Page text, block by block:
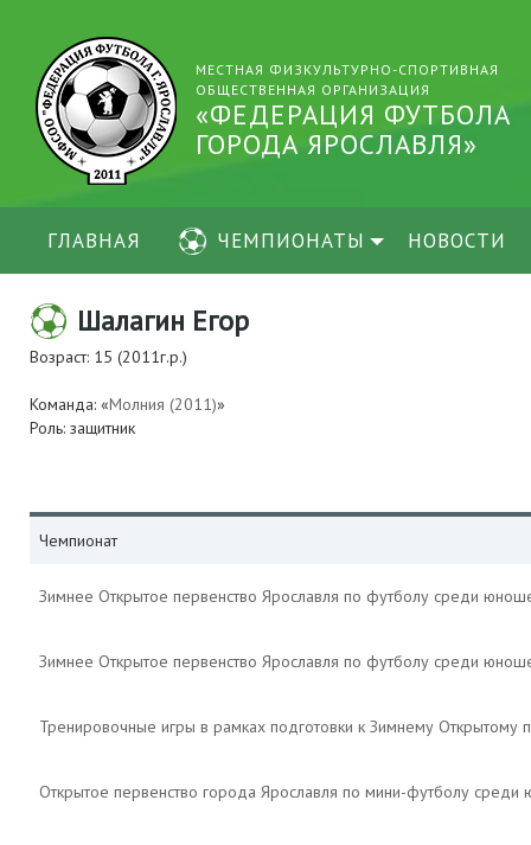
МЕСТНАЯ ФИЗКУЛЬТУРНО-СПОРТИВНАЯ
ОБЩЕСТВЕННАЯ ОРГАНИЗАЦИЯ
«ФЕДЕРАЦИЯ ФУТБОЛА
ГОРОДА ЯРОСЛАВЛЯ»
ГЛАВНАЯ ЧЕМПИОНАТЫ НОВОСТИ
Шалагин Егор
Возраст: 15 (2011г.р.)
Команда: «Молния (2011)»
Роль: защитник
Чемпионат
Зимнее Открытое первенство Ярославля по футболу среди
Зимнее Открытое первенство Ярославля по футболу среди
Тренировочные игры в рамках подготовки к Зимнему
Открытое первенство города Ярославля по мини-футболу